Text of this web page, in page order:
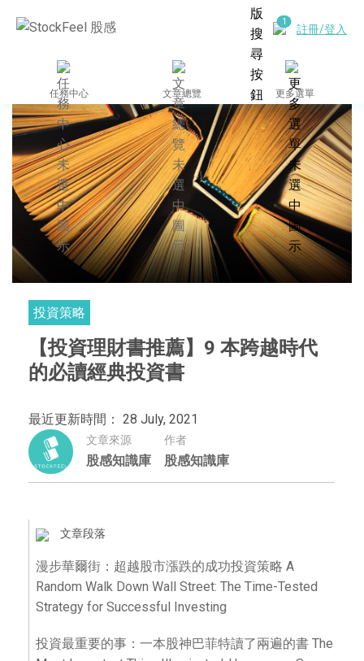
註冊/登入
任務中心 文章總覽 更多選單
投資策略
【投資理財書推薦】9 本跨越時代
的必讀經典投資書
最近更新時間： 28 July, 2021
文章來源
股感知識庫
作者
股感知識庫
文章段落
漫步華爾街：超越股市漲跌的成功投資策略 A
Random Walk Down Wall Street: The Time-Tested
Strategy for Successful Investing
投資最重要的事：一本股神巴菲特讀了兩遍的書 The